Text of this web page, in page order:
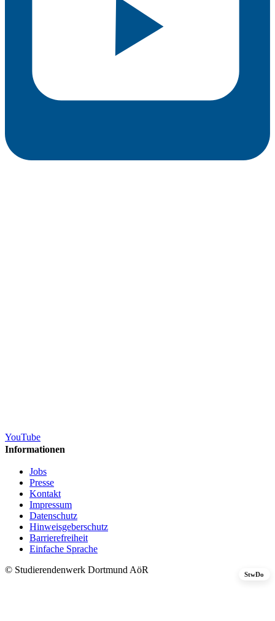
StwDo
YouTube
Informationen
Jobs
Presse
Kontakt
Impressum
Datenschutz
Hinweisgeberschutz
Barrierefreiheit
Einfache Sprache
© Studierendenwerk Dortmund AöR